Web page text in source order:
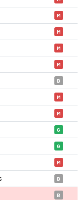
M
M
M
M
B
M
M
G
G
M
B
B